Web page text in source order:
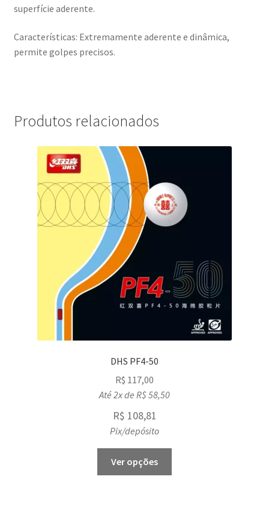
superfície aderente.
Características: Extremamente aderente e dinâmica,
permite golpes precisos.
Produtos relacionados
DHS PF4-50
R$ 117,00
Até 2x de R$58,50
R$ 108,81
Pix/depósito
Ver opções